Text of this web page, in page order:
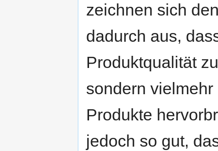
zeichnen sich
dadurch aus,
Produktqualität
sondern
Produkte
jedoch so gut,